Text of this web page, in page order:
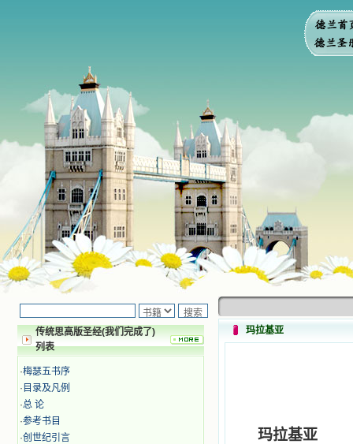
传统思高版圣经(我们完成了)
列表
·梅瑟五书序
· 目录及凡例
·总 论
·参考书目
·创世纪引言
玛拉基亚
玛拉基亚